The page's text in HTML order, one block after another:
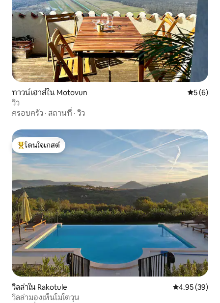
ทาวน์เฮาส์ใน Motovun คะแนนเฉ
5 (6)
วิว
ครอบครัว · สถานที่ · วิว
โดนใจเกสต์ที่สุด
โดนใจเกสต์
วิลล่าใน Rakotule คะแนนเฉลี่ย
4.95 (39)
วิลล่ามองเห็นโมโตวุน